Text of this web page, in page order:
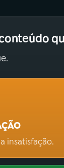
insatisfação.